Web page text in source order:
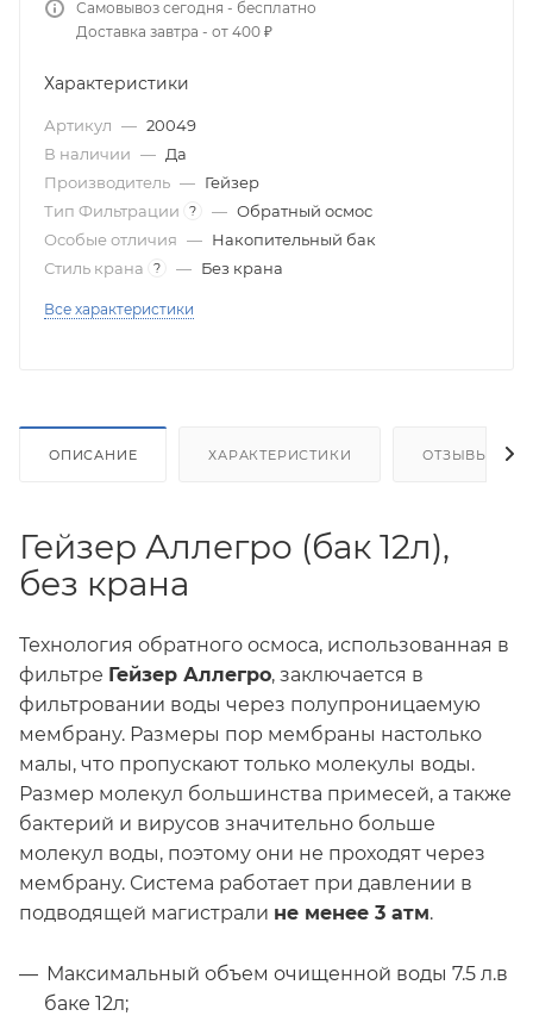
Самовывоз сегодня - бесплатно
Доставка завтра - от 400 ₽
Характеристики
Артикул — 20049
В наличии — Да
Производитель — Гейзер
Тип Фильтрации
? — Обратный осмос
Особые отличия — Накопительный бак
Стиль крана
? — Без крана
Все характеристики
ОПИСАНИЕ ХАРАКТЕРИСТИКИ ОТЗЫВЫ
Гейзер Аллегро (бак 12л),
без крана
Технология обратного осмоса, использованная в
фильтре Гейзер Аллегро, заключается в
фильтровании воды через полупроницаемую
мембрану. Размеры пор мембраны настолько
малы, что пропускают только молекулы воды.
Размер молекул большинства примесей, а также
бактерий и вирусов значительно больше
молекул воды, поэтому они не проходят через
мембрану. Система работает при давлении в
подводящей магистрали не менее 3 атм.
Максимальный объем очищенной воды 7.5 л.в
баке 12л;